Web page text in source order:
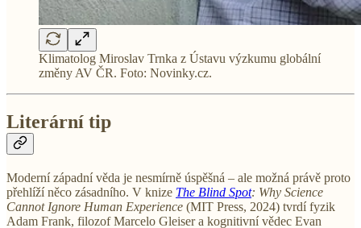
Klimatolog Miroslav Trnka z Ústavu výzkumu globální
změny AV ČR. Foto: Novinky.cz.
Literární tip
Moderní západní věda je nesmírně úspěšná – ale možná právě proto
přehlíží něco zásadního. V knize The Blind Spot: Why Science
Cannot Ignore Human Experience (MIT Press, 2024) tvrdí fyzik
Adam Frank, filozof Marcelo Gleiser a kognitivní vědec Evan